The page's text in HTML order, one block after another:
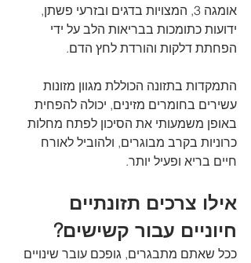
אומגה 3, המצויות בדגים ובזרעי פשתן,
ידועות כתומכות בבריאות הלב על ידי
הפחתת דלקות והורדת לחץ הדם.
התמקדות בתזונה הכוללת מגוון מזונות
עשירים בחומרים מזינים, יכולה להפחית
באופן משמעותי את הסיכון לפתח מחלות
כרוניות בקרב מבוגרים, ולהוביל לאורח
חיים בריא ופעיל יותר.
אילו צרכים תזונתיים
חיוניים עבור קשישים?
ככל שאתם מתבגרים, גופכם עובר שינויים